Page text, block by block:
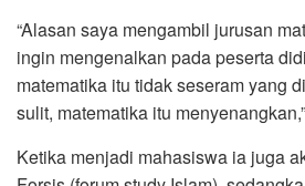
“Alasan saya mengambil jurusan
ingin mengenalkan pada peserta
matematika itu tidak seseram yang
sulit, matematika itu
Ketika menjadi mahasiswa ia juga